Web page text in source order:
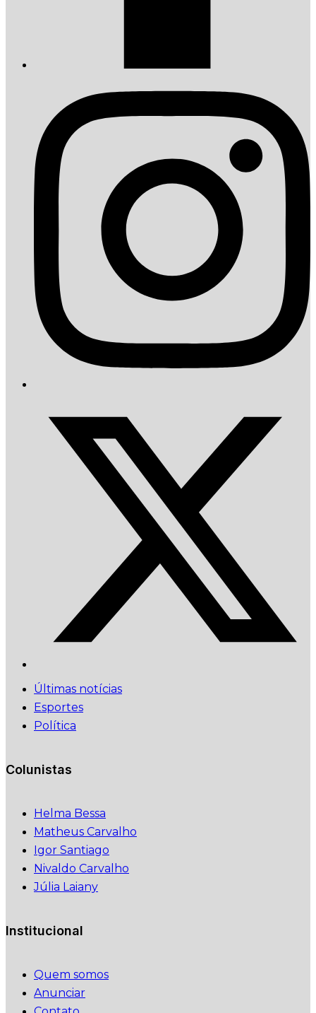
Últimas notícias
Esportes
Política
Colunistas
Helma Bessa
Matheus Carvalho
Igor Santiago
Nivaldo Carvalho
Júlia Laiany
Institucional
Quem somos
Anunciar